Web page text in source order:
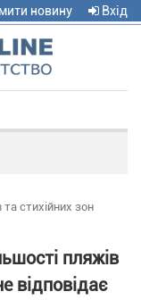
новину Вхід
та стихійних зон
пляжів
відповідає